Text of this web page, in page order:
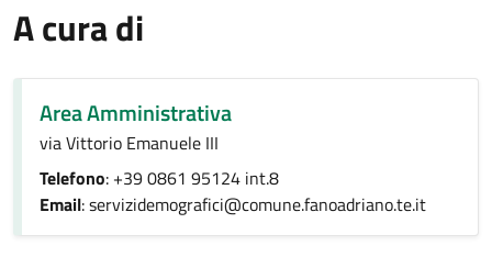
A cura di
Area Amministrativa
via Vittorio Emanuele III
Telefono: +39 0861 95124 int.8
Email: servizidemografici@comune.fanoadriano.te.it